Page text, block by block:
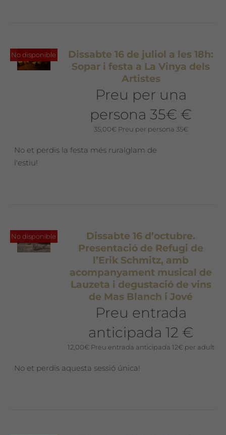
No disponible
Dissabte 16 de juliol a les 18h:
Sopar i festa a La Vinya dels
Artistes
Preu per una
persona 35€ €
35,00€ Preu per persona 35€
No et perdis la festa més ruralglam de
l'estiu!
No disponible
Dissabte 16 d’octubre.
Presentació de Refugi de
l’Erik Schmitz, amb
acompanyament musical de
Lauzeta i degustació de vins
de Mas Blanch i Jové
Preu entrada
anticipada 12 €
12,00€ Preu entrada anticipada 12€ per adult
No et perdis aquesta sessió única!